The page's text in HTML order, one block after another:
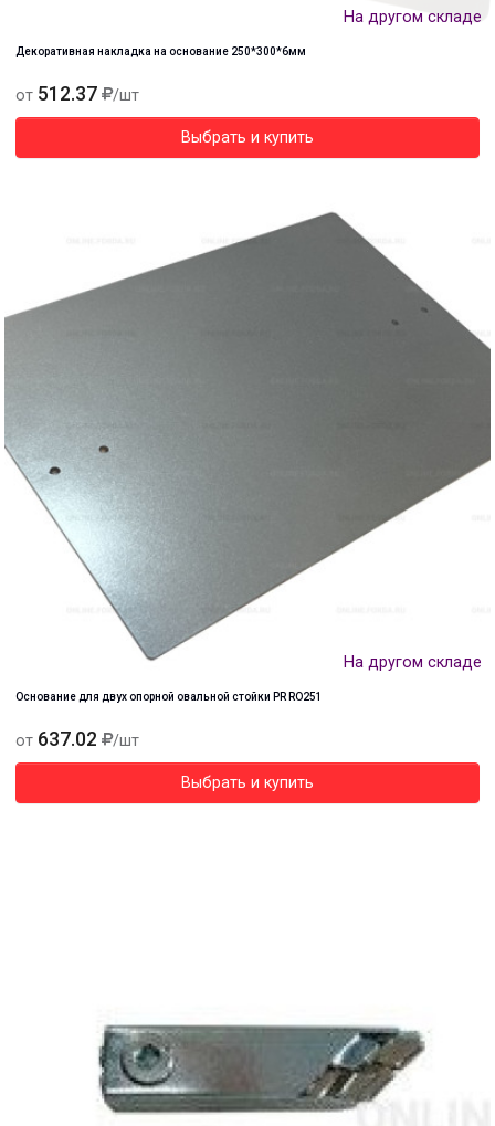
На другом складе
Декоративная накладка на основание 250*300*6мм
от 512.37 /шт
Выбрать и купить
На другом складе
Основание для двух опорной овальной стойки PR RO251
от 637.02 /шт
Выбрать и купить